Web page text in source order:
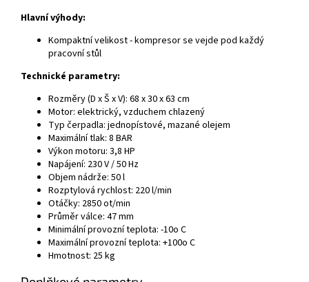
Hlavní výhody:
Kompaktní velikost - kompresor se vejde pod každý
pracovní stůl
Technické parametry:
Rozměry (D x Š x V): 68 x 30 x 63 cm
Motor: elektrický, vzduchem chlazený
Typ čerpadla: jednopístové, mazané olejem
Maximální tlak: 8 BAR
Výkon motoru: 3,8 HP
Napájení: 230 V / 50 Hz
Objem nádrže: 50 l
Rozptylová rychlost: 220 l/min
Otáčky: 2850 ot/min
Průměr válce: 47 mm
Minimální provozní teplota: -10o C
Maximální provozní teplota: +100o C
Hmotnost: 25 kg